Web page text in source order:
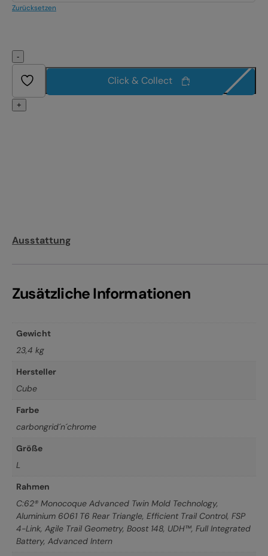
Zurücksetzen
-
+
Click & Collect
Ausstattung
Zusätzliche Informationen
Gewicht
23,4 kg
Hersteller
Cube
Farbe
carbongrid´n´chrome
Größe
L
Rahmen
C:62® Monocoque Advanced Twin Mold Technology,
Aluminium 6061 T6 Rear Triangle, Efficient Trail Control, FSP
4-Link, Agile Trail Geometry, Boost 148, UDH™, Full Integrated
Battery, Advanced Intern